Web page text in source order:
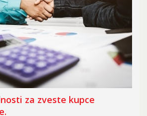
za zveste kupce